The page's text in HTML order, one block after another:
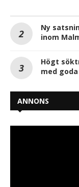
Ny
inom
Högt
med
ANNONS